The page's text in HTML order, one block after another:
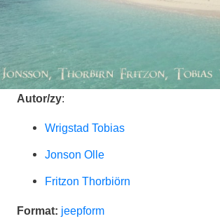
Autor/zy:
Wrig­stad Tobias
Jon­son Olle
Frit­zon Thorbiörn
For­mat: jeep­form